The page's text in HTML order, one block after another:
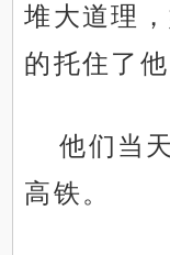
堆大道理
的托住了他
他们当
高铁。